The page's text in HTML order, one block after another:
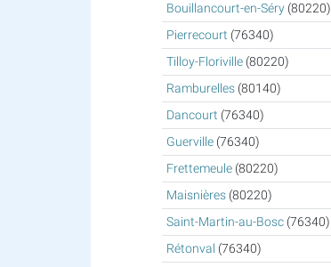
Bouillancourt-en-Séry(80220)
Pierrecourt (76340)
Tilloy-Floriville(80220)
Ramburelles(80140)
Dancourt (76340)
Guerville(76340)
Frettemeule(80220)
Maisnières(80220)
Saint-Martin-au-Bosc(76340)
Rétonval (76340)